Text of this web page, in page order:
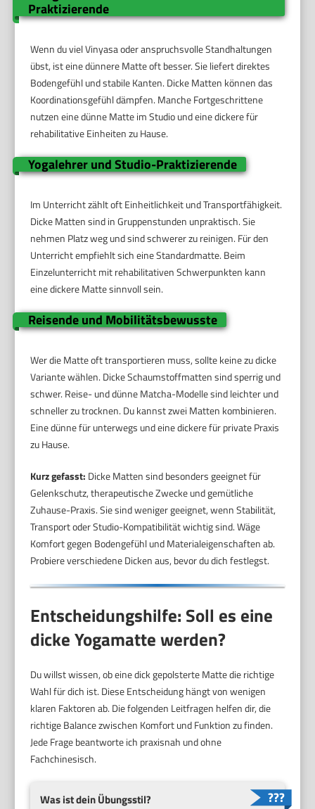
Praktizierende
Wenn du viel Vinyasa oder anspruchsvolle Standhaltungen
übst, ist eine dünnere Matte oft besser. Sie liefert direktes
Bodengefühl und stabile Kanten. Dicke Matten können das
Koordinationsgefühl dämpfen. Manche Fortgeschrittene
nutzen eine dünne Matte im Studio und eine dickere für
rehabilitative Einheiten zu Hause.
Yogalehrer und Studio-Praktizierende
Im Unterricht zählt oft Einheitlichkeit und Transportfähigkeit.
Dicke Matten sind in Gruppenstunden unpraktisch. Sie
nehmen Platz weg und sind schwerer zu reinigen. Für den
Unterricht empfiehlt sich eine Standardmatte. Beim
Einzelunterricht mit rehabilitativen Schwerpunkten kann
eine dickere Matte sinnvoll sein.
Reisende und Mobilitätsbewusste
Wer die Matte oft transportieren muss, sollte keine zu dicke
Variante wählen. Dicke Schaumstoffmatten sind sperrig und
schwer. Reise- und dünne Matcha-Modelle sind leichter und
schneller zu trocknen. Du kannst zwei Matten kombinieren.
Eine dünne für unterwegs und eine dickere für private Praxis
zu Hause.
Kurz gefasst: Dicke Matten sind besonders geeignet für
Gelenkschutz, therapeutische Zwecke und gemütliche
Zuhause-Praxis. Sie sind weniger geeignet, wenn Stabilität,
Transport oder Studio-Kompatibilität wichtig sind. Wäge
Komfort gegen Bodengefühl und Materialeigenschaften ab.
Probiere verschiedene Dicken aus, bevor du dich festlegst.
Entscheidungshilfe: Soll es eine
dicke Yogamatte werden?
Du willst wissen, ob eine dick gepolsterte Matte die richtige
Wahl für dich ist. Diese Entscheidung hängt von wenigen
klaren Faktoren ab. Die folgenden Leitfragen helfen dir, die
richtige Balance zwischen Komfort und Funktion zu finden.
Jede Frage beantworte ich praxisnah und ohne
Fachchinesisch.
Was ist dein Übungsstil?